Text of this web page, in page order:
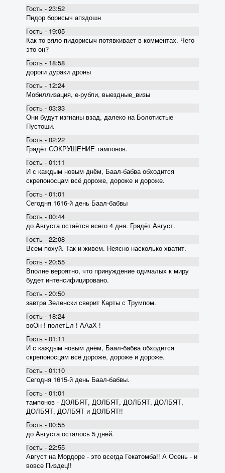
Гость - 23:52
Пидор борисыч апздошн
Гость - 19:05
Как то вяло пидорисыч потявкивает в комментах. Чего
это он?
Гость - 18:58
дороги дураки дроны
Гость - 12:24
Мобиллизация, е-рубли, выездные_визы
Гость - 03:33
Они будут изгнаны взад, далеко на Болотистые
Пустоши.
Гость - 02:22
Грядёт СОКРУШЕНИЕ тампонов.
Гость - 01:11
И с каждым новым днём, Баал-бабва обходится
скрепоносцам всё дороже, дороже и дороже.
Гость - 01:01
Сегодня 1616-й день Баал-бабвы
Гость - 00:44
до Августа остаётся всего 4 дня. Грядёт Август.
Гость - 22:08
Всем похуй. Так и живем. Неясно насколько хватит.
Гость - 20:55
Вполне вероятно, что принуждение одичалых к миру
будет интенсифицировано.
Гость - 20:50
завтра Зеленски сверит Карты с Трумпом.
Гость - 18:24
воОн ! полетЕл ! ААаХ !
Гость - 01:11
И с каждым новым днём, Баал-бабва обходится
скрепоносцам всё дороже, дороже и дороже.
Гость - 01:10
Сегодня 1615-й день Баал-бабвы.
Гость - 01:01
тампонов - ДОЛБЯТ, ДОЛБЯТ, ДОЛБЯТ, ДОЛБЯТ,
ДОЛБЯТ, ДОЛБЯТ и ДОЛБЯТ!!
Гость - 00:55
до Августа осталось 5 дней.
Гость - 22:55
Август на Мордоре - это всегда Гекатомба!! А Осень - и
вовсе Пиздец!!